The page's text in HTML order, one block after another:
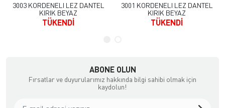
3003 KORDENELI LEZ DANTEL
KIRIK BEYAZ
TÜKENDİ
3001 KORDENELI LEZ DANTEL
KIRIK BEYAZ
TÜKENDİ
ABONE OLUN
Fırsatlar ve duyurularımız hakkında bilgi sahibi olmak için
kaydolun!